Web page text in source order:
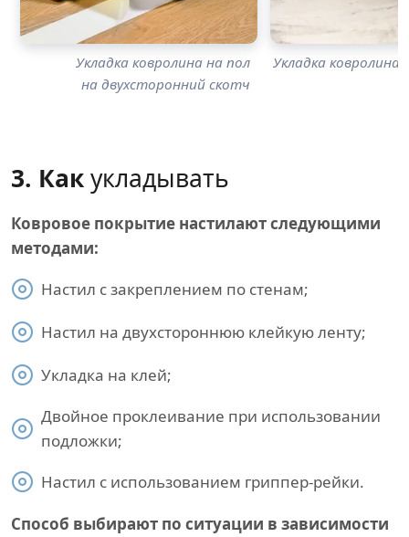
Укладка ковролина на пол
на двухсторонний скотч
Укладка ковролина
3. Какукладывать
Ковровое покрытие настилают следующими
методами:
Настил с закреплением по стенам;
Настил на двухстороннюю клейкую ленту;
Укладка на клей;
Двойное проклеивание при использовании
подложки;
Настил с использованием гриппер-рейки.
Способ выбирают по ситуации в зависимости